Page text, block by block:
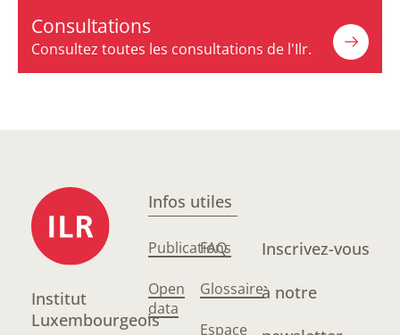
Consultations
Consultez toutes les consultations de l'Ilr.
Institut
Luxembourgeois
Infos utiles
Publications
Open
data
FAQ
Glossaire
Espace
Inscrivez-vous
à notre